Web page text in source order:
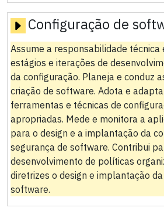
Configuração de
Assume a responsabilidade técnica
estágios e iterações de
da configuração. Planeja e conduz
criação de software. Adota e
ferramentas e técnicas de
apropriadas. Mede e monitora a
para o design e a implantação da
segurança de software. Contribui
desenvolvimento de políticas
diretrizes o design e implantação
software.